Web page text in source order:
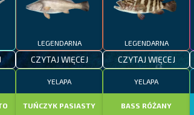
LEGENDARNA
CZYTAJ WIĘCEJ
LEGENDARNA
CZYTAJ WIĘCEJ
YELAPA
TUŃCZYK PASIASTY
YELAPA
BASS RÓŻANY